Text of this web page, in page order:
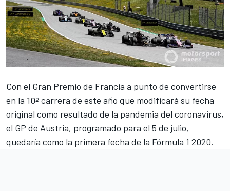
Con el Gran Premio de Francia a punto de convertirse
en la 10º carrera de este año que modificará su fecha
original como resultado de la pandemia del coronavirus,
el GP de Austria, programado para el 5 de julio,
quedaría como la primera fecha de la Fórmula 1 2020.